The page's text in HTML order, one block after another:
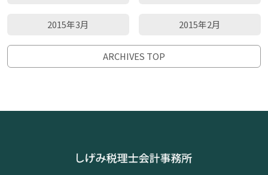
2015年3月 2015年2月
ARCHIVES TOP